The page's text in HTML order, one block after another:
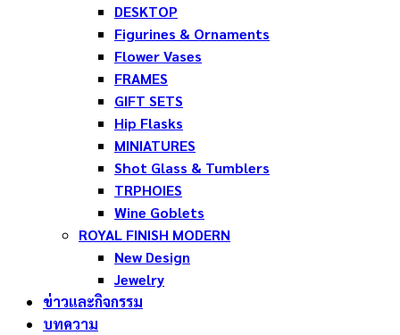
DESKTOP
Figurines & Ornaments
Flower Vases
FRAMES
GIFT SETS
Hip Flasks
MINIATURES
Shot Glass & Tumblers
TRPHOIES
Wine Goblets
ROYAL FINISH MODERN
New Design
Jewelry
ข่าวและกิจกรรม
บทความ